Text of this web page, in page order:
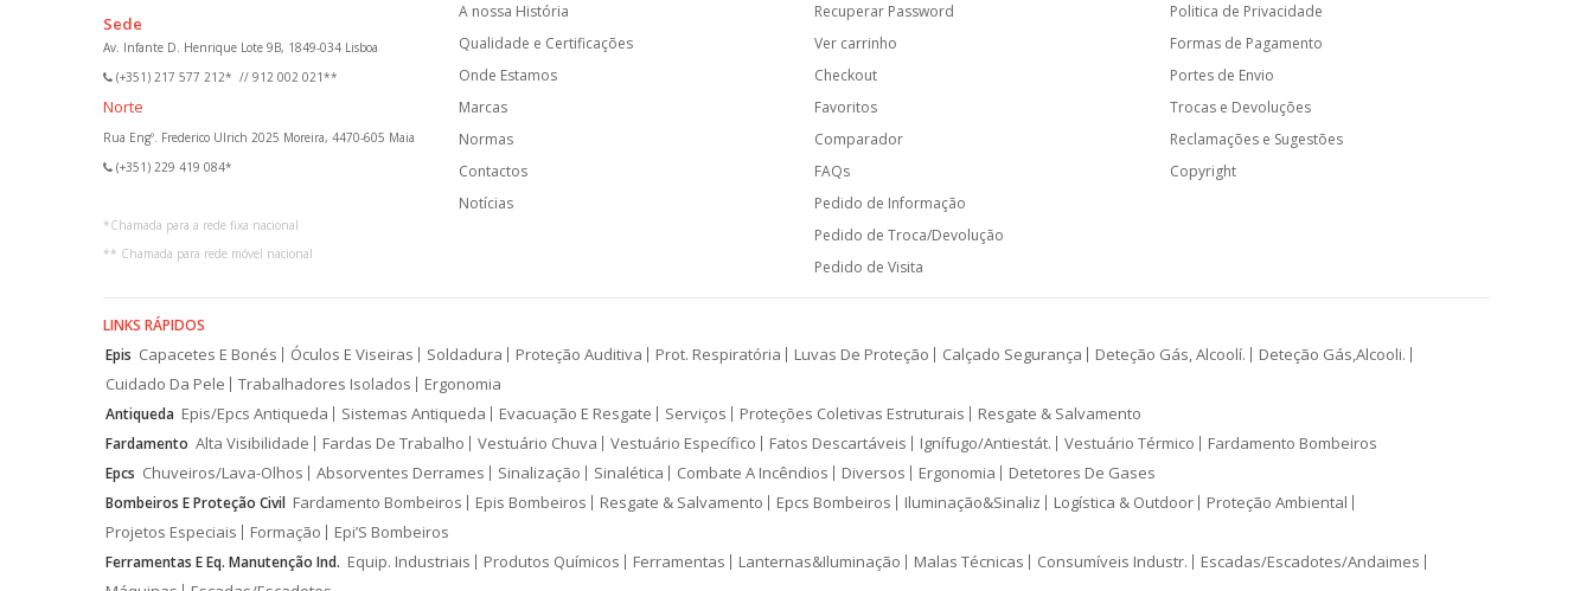
Sede
Av. Infante D. Henrique Lote 9B, 1849-034 Lisboa
(+351) 217 577 212* // 912 002 021**
Norte
Rua Engº. Frederico Ulrich 2025 Moreira, 4470-605 Maia
(+351) 229 419 084*
*Chamada para a rede fixa nacional
** Chamada para rede móvel nacional
A nossa História
Qualidade e Certificações
Onde Estamos
Marcas
Normas
Contactos
Notícias
Recuperar Password
Ver carrinho
Checkout
Favoritos
Comparador
FAQs
Pedido de Informação
Pedido de Troca/Devolução
Pedido de Visita
Politica de Privacidade
Formas de Pagamento
Portes de Envio
Trocas e Devoluções
Reclamações e Sugestões
Copyright
LINKS RÁPIDOS
Epis Capacetes E Bonés Óculos E Viseiras Soldadura Proteção Auditiva Prot. Respiratória Luvas De Proteção Calçado Segurança Deteção Gás, Alcoolí.
Deteção Gás,Alcooli.
Cuidado Da Pele
Trabalhadores Isolados Ergonomia
Antiqueda Epis/Epcs Antiqueda Sistemas Antiqueda Evacuação E Resgate Serviços Proteções Coletivas Estruturais Resgate & Salvamento
Fardamento Alta Visibilidade Fardas De Trabalho Vestuário Chuva Vestuário Específico Fatos Descartáveis Ignífugo/Antiestát. Vestuário Térmico Fardamento Bombeiros
Epcs Chuveiros/Lava-Olhos Absorventes Derrames Sinalização Sinalética Combate A Incêndios Diversos Ergonomia Detetores De Gases
Bombeiros E Proteção Civil Fardamento Bombeiros Epis Bombeiros Resgate & Salvamento Epcs Bombeiros Iluminação&Sinaliz Logística & Outdoor
Proteção Ambiental
Projetos Especiais
Formação Epi’S Bombeiros
Ferramentas E Eq. Manutenção Ind. Equip. Industriais Produtos Químicos Ferramentas Lanternas&Iluminação Malas Técnicas Consumíveis Industr.
Escadas/Escadotes/Andaimes